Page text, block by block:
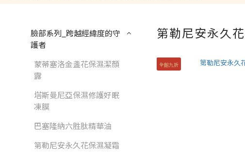
臉部系列_跨越經緯度的守
護者
蒙蒂塞洛金盞花保濕潔顏
露
塔斯曼尼亞保濕修護好眠
凍膜
巴塞隆納六胜肽精華油
第勒尼安永久花保濕凝霜
第勒尼安永久
全館九折